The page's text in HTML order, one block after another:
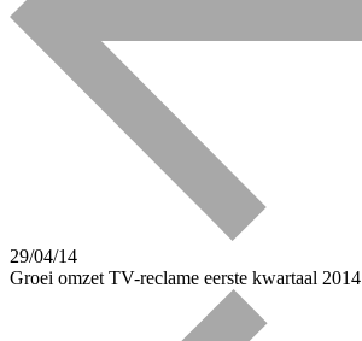
29/04/14
Groei omzet TV-reclame eerste kwartaal 2014